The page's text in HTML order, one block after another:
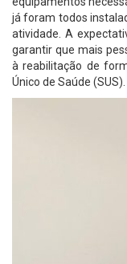
já foram todos
atividade. A
garantir que mais
à reabilitação de
Único de Saúde (SUS).